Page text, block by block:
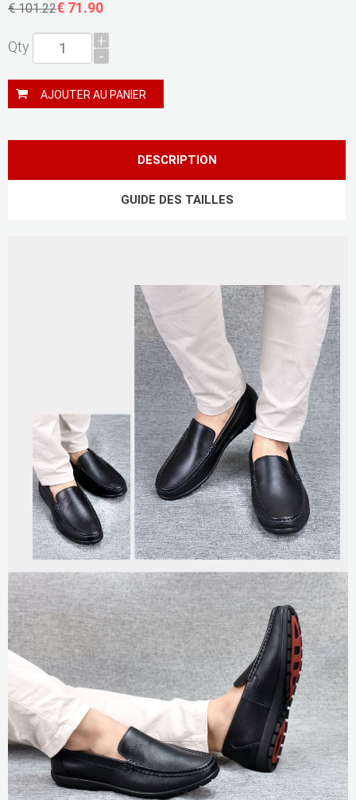
€ 101.22€ 71.90
Qty +
-
AJOUTER AU PANIER
DESCRIPTION
GUIDE DES TAILLES